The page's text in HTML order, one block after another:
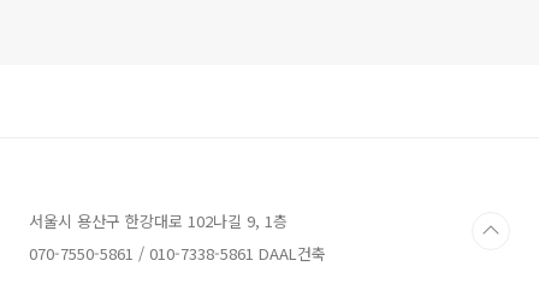
서울시 용산구 한강대로 102나길 9, 1층
070-7550-5861 / 010-7338-5861 DAAL건축